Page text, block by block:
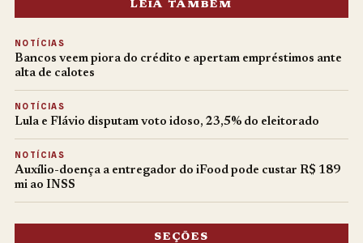
LEIA TAMBÉM
NOTÍCIAS
Bancos veem piora do crédito e apertam empréstimos ante
alta de calotes
NOTÍCIAS
Lula e Flávio disputam voto idoso, 23,5% do eleitorado
NOTÍCIAS
Auxílio-doença a entregador do iFood pode custar R$ 189
mi ao INSS
SEÇÕES